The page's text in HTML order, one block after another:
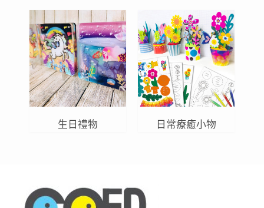
生日禮物 日常療癒小物